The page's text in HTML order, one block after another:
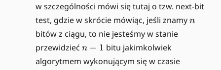
w szczególności mówi się tutaj o tzw. next-bit
test, gdzie w skrócie mówiąc, jeśli znamyn
n
bitów z ciągu, to nie jesteśmy w stanie
przewidzieć n
+
n + 1 bitu jakimkolwiek
algorytmem wykonującym się w czasie